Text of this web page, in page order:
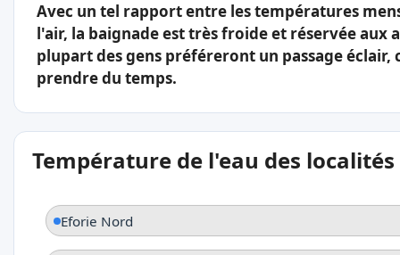
Avec un tel rapport entre les températures
l'air, la baignade est très froide et réservée aux
plupart des gens préféreront un passage
prendre du temps.
Température de l'eau des
Eforie Nord